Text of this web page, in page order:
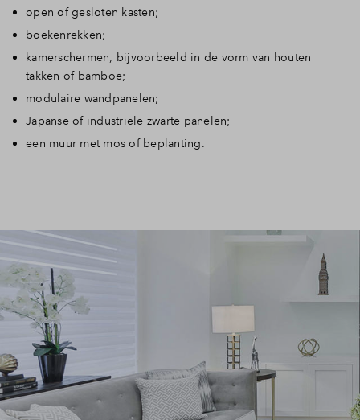
open of gesloten kasten;
boekenrekken;
kamerschermen, bijvoorbeeld in de vorm van houten
takken of bamboe;
modulaire wandpanelen;
Japanse of industriële zwarte panelen;
een muur met mos of beplanting.